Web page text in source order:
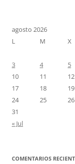
agosto 2026
L
M X
3
4 5
10
11 12
17
18 19
24
25 26
31
« Jul
COMENTARIOS